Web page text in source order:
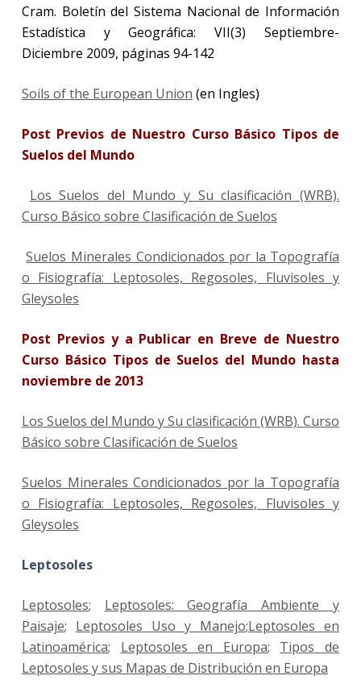
Cram. Boletín del Sistema Nacional de Información
Estadística y Geográfica: VII(3) Septiembre-
Diciembre 2009, páginas 94-142
Soils of the European Union (en Ingles)
Post Previos de Nuestro Curso Básico Tipos de
Suelos del Mundo
Los Suelos del Mundo y Su clasificación (WRB).
Curso Básico sobre Clasificación de Suelos
Suelos Minerales Condicionados por la Topografía
o Fisiografía: Leptosoles, Regosoles, Fluvisoles y
Gleysoles
Post Previos y a Publicar en Breve de Nuestro
Curso Básico Tipos de Suelos del Mundo hasta
noviembre de 2013
Los Suelos del Mundo y Su clasificación (WRB). Curso
Básico sobre Clasificación de Suelos
Suelos Minerales Condicionados por la Topografía
o Fisiografía: Leptosoles, Regosoles, Fluvisoles y
Gleysoles
Leptosoles
Leptosoles; Leptosoles: Geografía Ambiente y
Paisaje; Leptosoles Uso y Manejo;Leptosoles en
Latinoamérica; Leptosoles en Europa; Tipos de
Leptosoles y sus Mapas de Distribución en Europa